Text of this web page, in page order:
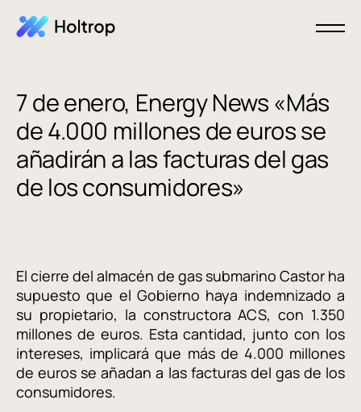
7 de enero, Energy News «Más
de 4.000 millones de euros se
añadirán a las facturas del gas
de los consumidores»
El cierre del almacén de gas submarino Castor ha
supuesto que el Gobierno haya indemnizado a
su propietario, la constructora ACS, con 1.350
millones de euros. Esta cantidad, junto con los
intereses, implicará que más de 4.000 millones
de euros se añadan a las facturas del gas de los
consumidores.